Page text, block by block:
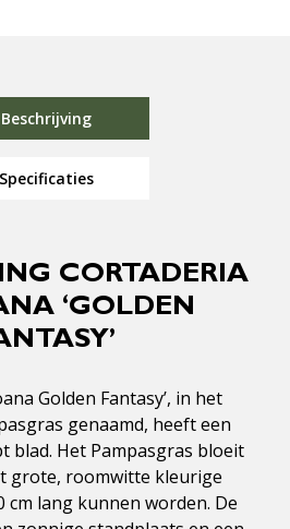
Beschrijving
Specificaties
CORTADERIA
‘GOLDEN
Golden Fantasy’, in het
genaamd, heeft een
blad. Het Pampasgras bloeit
grote, roomwitte kleurige
cm lang kunnen worden. De